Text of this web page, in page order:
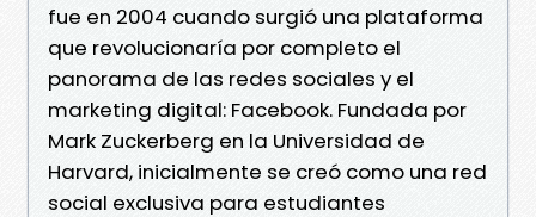
fue en 2004 cuando surgió una plataforma
que revolucionaría por completo el
panorama de las redes sociales y el
marketing digital: Facebook. Fundada por
Mark Zuckerberg en la Universidad de
Harvard, inicialmente se creó como una red
social exclusiva para estudiantes